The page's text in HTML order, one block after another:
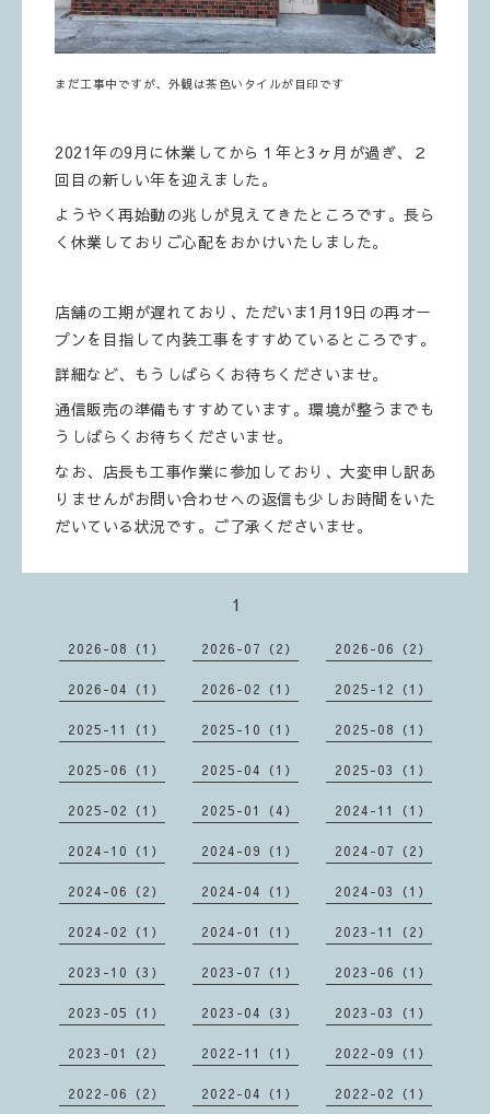
まだ工事中ですが、外観は茶色いタイルが目印です
2021年の9月に休業してから１年と3ヶ月が過ぎ、２
回目の新しい年を迎えました。
ようやく再始動の兆しが見えてきたところです。長ら
く休業しておりご心配をおかけいたしました。
店舗の工期が遅れており、ただいま1月19日の再オー
プンを目指して内装工事をすすめているところです。
詳細など、もうしばらくお待ちくださいませ。
通信販売の準備もすすめています。環境が整うまでも
うしばらくお待ちくださいませ。
なお、店長も工事作業に参加しており、大変申し訳あ
りませんがお問い合わせへの返信も少しお時間をいた
だいている状況です。ご了承くださいませ。
1
2026-08（1） 2026-07（2） 2026-06（2）
2026-04（1） 2026-02（1） 2025-12（1）
2025-11（1） 2025-10（1） 2025-08（1）
2025-06（1） 2025-04（1） 2025-03（1）
2025-02（1） 2025-01（4） 2024-11（1）
2024-10（1） 2024-09（1） 2024-07（2）
2024-06（2） 2024-04（1） 2024-03（1）
2024-02（1） 2024-01（1） 2023-11（2）
2023-10（3） 2023-07（1） 2023-06（1）
2023-05（1） 2023-04（3） 2023-03（1）
2023-01（2） 2022-11（1） 2022-09（1）
2022-06（2） 2022-04（1） 2022-02（1）